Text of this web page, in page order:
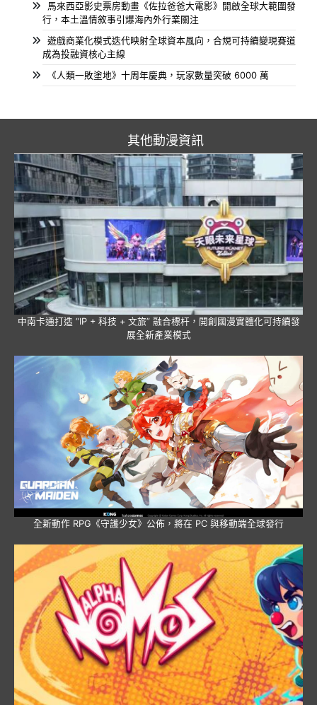
馬來西亞影史票房動畫《佐拉爸爸大電影》開啟全球大範圍發
行，本土溫情敘事引爆海內外行業關注
遊戲商業化模式迭代映射全球資本風向，合規可持續變現賽道
成為投融資核心主線
《人類一敗塗地》十周年慶典，玩家數量突破 6000 萬
其他動漫資訊
中南卡通打造 “IP + 科技 + 文旅” 融合標杆，開創國漫實體化可持續發
展全新產業模式
全新動作 RPG《守護少女》公佈，將在 PC 與移動端全球發行